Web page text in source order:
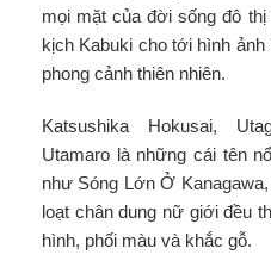
mọi mặt của đời sống đô
kịch Kabuki cho tới hình
phong cảnh thiên nhiên.
Katsushika Hokusai,
Utamaro là những cái tên
như Sóng Lớn Ở
loạt chân dung nữ giới đều
hình, phối màu và khắc gỗ.